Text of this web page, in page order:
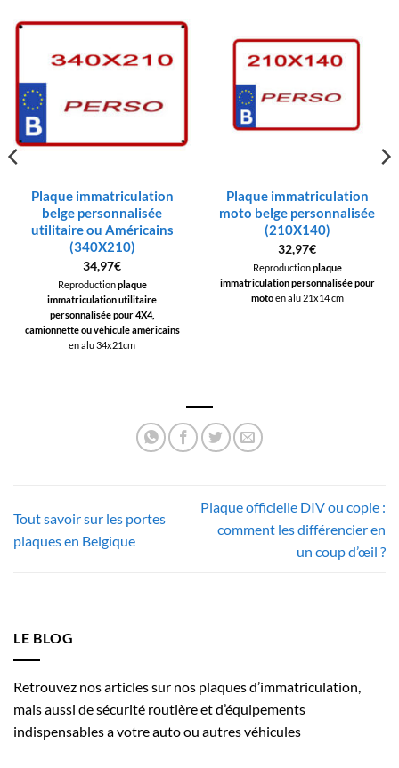
Plaque immatriculation
belge personnalisée
utilitaire ou Américains
(340X210)
34,97€
Reproductionplaque
immatriculation utilitaire
personnalisée pour 4X4,
camionnette ou véhicule américains
en alu 34x21cm
Plaque immatriculation
moto belge personnalisée
(210X140)
32,97€
Reproductionplaque
immatriculation personnalisée pour
motoen alu 21x14 cm
Tout savoir sur les portes
plaques en Belgique
Plaque officielle DIV ou copie :
comment les différencier en
un coup d’œil ?
LE BLOG
Retrouvez nos articles sur nos plaques d’immatriculation,
mais aussi de sécurité routière et d’équipements
indispensables a votre auto ou autres véhicules